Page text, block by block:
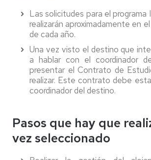
Las solicitudes para el programa
realizarán aproximadamente en
de cada año.
Una vez visto el destino que
a hablar con el coordinador
presentar el Contrato de
realizar. Este contrato debe
coordinador del destino.
Pasos que hay que
vez seleccionado